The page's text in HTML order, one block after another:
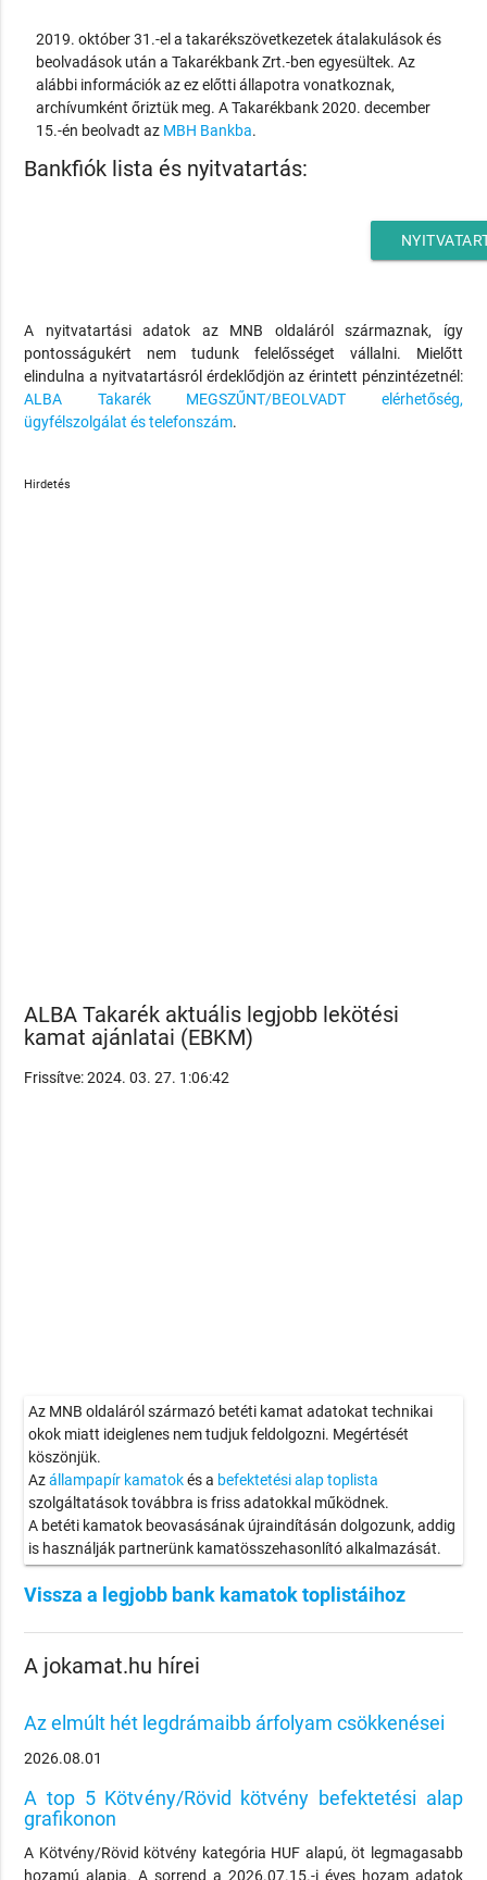
2019. október 31.-el a takarékszövetkezetek átalakulások és
beolvadások után a Takarékbank Zrt.-ben egyesültek. Az
alábbi információk az ez előtti állapotra vonatkoznak,
archívumként őriztük meg. A Takarékbank 2020. december
15.-én beolvadt az MBH Bankba.
Bankfiók lista és nyitvatartás:
A nyitvatartási adatok az MNB oldaláról származnak, így
pontosságukért nem tudunk felelősséget vállalni. Mielőtt
elindulna a nyitvatartásról érdeklődjön az érintett pénzintézetnél:
ALBA Takarék MEGSZŰNT/BEOLVADT elérhetőség,
ügyfélszolgálat és telefonszám.
Hirdetés
ALBA Takarék aktuális legjobb lekötési
kamat ajánlatai (EBKM)
Frissítve: 2024. 03. 27. 1:06:42
Az MNB oldaláról származó betéti kamat adatokat technikai
okok miatt ideiglenes nem tudjuk feldolgozni. Megértését
köszönjük.
Azállampapír kamatokés a befektetési alap toplista
szolgáltatások továbbra is friss adatokkal működnek.
A betéti kamatok beovasásának újraindításán dolgozunk, addig
is használják partnerünk kamatösszehasonlító alkalmazását.
Vissza a legjobb bank kamatok toplistáihoz
A jokamat.hu hírei
Az elmúlt hét legdrámaibb árfolyam csökkenései
2026.08.01
A top 5 Kötvény/Rövid kötvény befektetési alap
grafikonon
A Kötvény/Rövid kötvény kategória HUF alapú, öt legmagasabb
hozamú alapja. A sorrend a 2026.07.15.-i éves hozam adatok